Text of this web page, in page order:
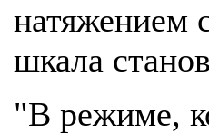
натяжением
шкала
"В режиме,